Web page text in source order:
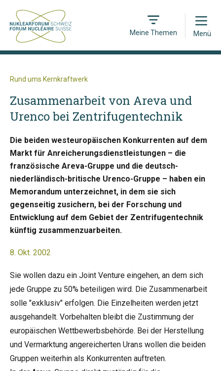
Meine Themen
Open
Menü
Rund ums Kernkraftwerk
Zusammenarbeit von Areva und
Urenco bei Zentrifugentechnik
Die beiden westeuropäischen Konkurrenten auf dem
Markt für Anreicherungsdienstleistungen – die
französische Areva-Gruppe und die deutsch-
niederländisch-britische Urenco-Gruppe – haben ein
Memorandum unterzeichnet, in dem sie sich
gegenseitig zusichern, bei der Forschung und
Entwicklung auf dem Gebiet der Zentrifugentechnik
künftig zusammenzuarbeiten.
8. Okt. 2002
Sie wollen dazu ein Joint Venture eingehen, an dem sich
jede Gruppe zu 50% beteiligen wird. Die Zusammenarbeit
solle "exklusiv" erfolgen. Die Einzelheiten werden jetzt
ausgehandelt. Vorbehalten bleibt die Zustimmung der
europäischen Wettbewerbsbehörde. Bei der Herstellung
und Vermarktung angereicherten Urans wollen die beiden
Gruppen weiterhin als Konkurrenten auftreten.